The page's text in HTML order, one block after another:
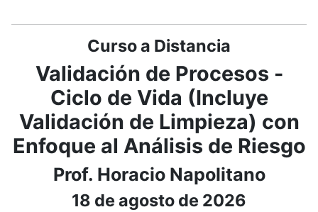
Curso a Distancia
Validación de Procesos -
Ciclo de Vida (Incluye
Validación de Limpieza) con
Enfoque al Análisis de Riesgo
Prof. Horacio Napolitano
18 de agosto de 2026